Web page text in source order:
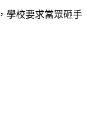
學校要求當眾砸手